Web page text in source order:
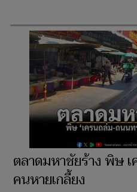
ตลาดมหาชัยร้าง พิษ
คนหายเกลี้ยง